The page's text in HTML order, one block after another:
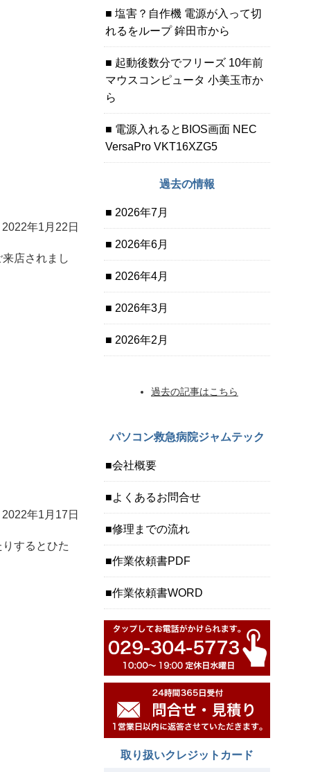
2022年1月22日
店されまし
2022年1月17日
するとひた
塩害？自作機 電源が入って切
れるをループ 鉾田市から
起動後数分でフリーズ 10年前
マウスコンピュータ 小美玉市か
ら
電源入れるとBIOS画面 NEC
VersaPro VKT16XZG5
過去の情報
2026年7月
2026年6月
2026年4月
2026年3月
2026年2月
過去の記事はこちら
パソコン救急病院ジャムテック
会社概要
よくあるお問合せ
修理までの流れ
作業依頼書PDF
作業依頼書WORD
取り扱いクレジットカード